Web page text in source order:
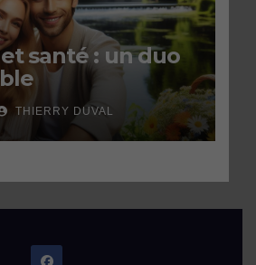
santé : un duo
THIERRY DUVAL